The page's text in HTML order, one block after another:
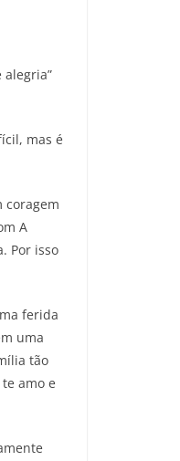
mas é
coragem
A
Por isso
ferida
uma
tão
amo e